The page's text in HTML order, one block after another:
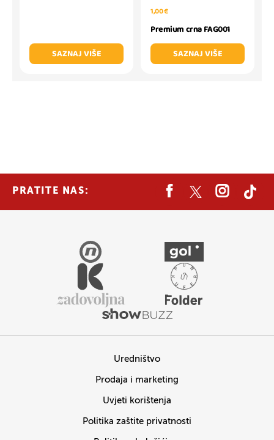
SAZNAJ VIŠE
1,00 €
Premium crna FAG001
SAZNAJ VIŠE
PRATITE NAS:
Uredništvo
Prodaja i marketing
Uvjeti korištenja
Politika zaštite privatnosti